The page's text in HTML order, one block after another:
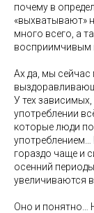
почему в
«выхватывают»
много всего, а
восприимчивым
Ах да, мы
У тех
употреблении
которые люди
гораздо чаще и
осенний
увеличиваются в
Оно и понятно…